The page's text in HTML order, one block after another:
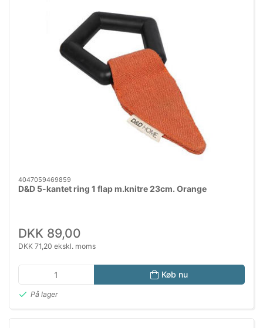
4047059469859
D&D 5-kantet ring 1 flap m.knitre 23cm. Orange
DKK 89,00
DKK 71,20 ekskl. moms
Køb nu
På lager